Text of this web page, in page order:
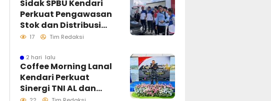
Sidak SPBU Kendari
Perkuat Pengawasan
Stok dan Distribusi
BBM
17 Tim Redaksi
2 hari lalu
Coffee Morning Lanal
Kendari Perkuat
Sinergi TNI AL dan